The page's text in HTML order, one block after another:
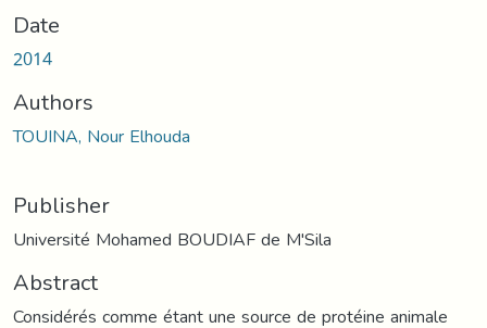
Date
2014
Authors
TOUINA, Nour Elhouda
Publisher
Université Mohamed BOUDIAF de M'Sila
Abstract
Considérés comme étant une source de protéine animale